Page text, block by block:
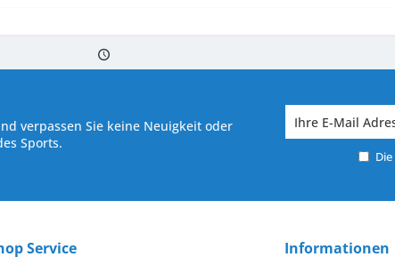
verpassen Sie keine Neuigkeit oder
Sports.
Die
Service Informationen